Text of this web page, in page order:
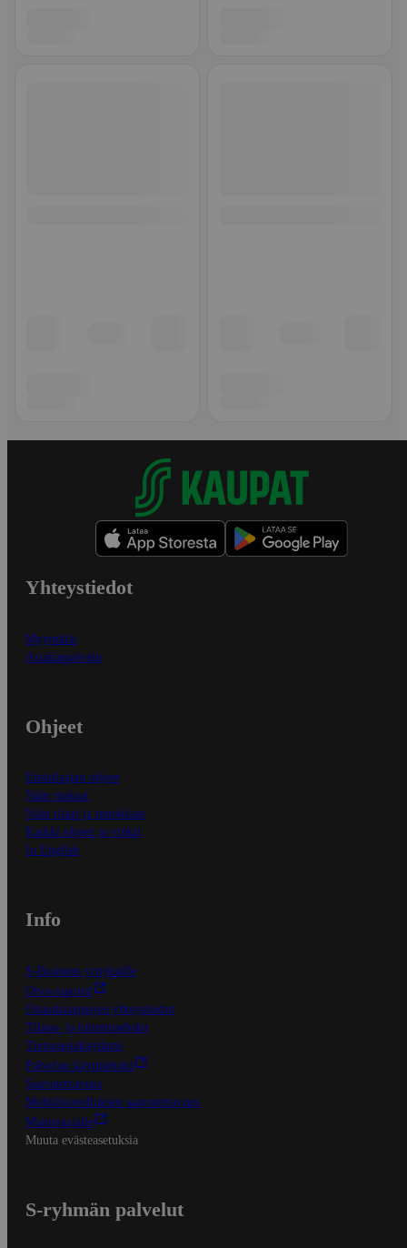
Yhteystiedot
Myymälät
Asiakaspalvelu
Ohjeet
Ensitilaajan ohjeet
Näin maksat
Näin tilaat ja muokkaat
Kaikki ohjeet ja vinkit
In English
Info
S-Business yrityksille
Oiva-raportit
Osuuskauppojen yhteystiedot
Tilaus- ja toimitusehdot
Tietosuojakäytäntö
Palvelun käyttöehdot
Saavutettavuus
Mobiilisovelluksen saavutettavuus
Mainostajalle
Muuta evästeasetuksia
S-ryhmän palvelut